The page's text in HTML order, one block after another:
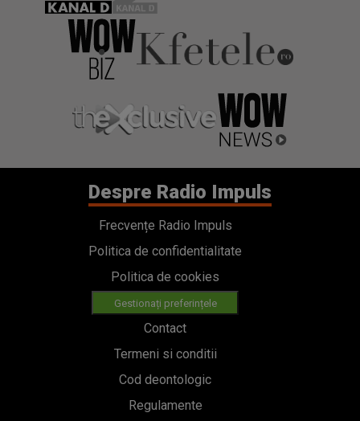
Despre Radio Impuls
Frecvențe Radio Impuls
Politica de confidentialitate
Politica de cookies
Gestionați preferințele
Contact
Termeni si conditii
Cod deontologic
Regulamente